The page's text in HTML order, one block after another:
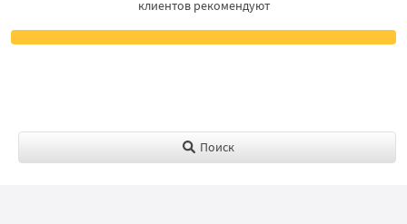
клиентов рекомендуют
Поиск